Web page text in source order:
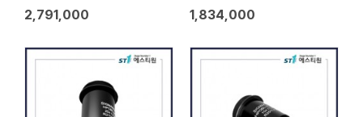
2,791,000 1,834,000